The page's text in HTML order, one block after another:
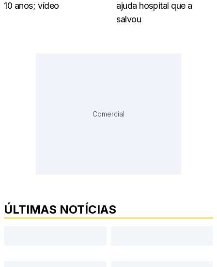
10 anos; vídeo
ajuda hospital que a
salvou
Comercial
ÚLTIMAS NOTÍCIAS